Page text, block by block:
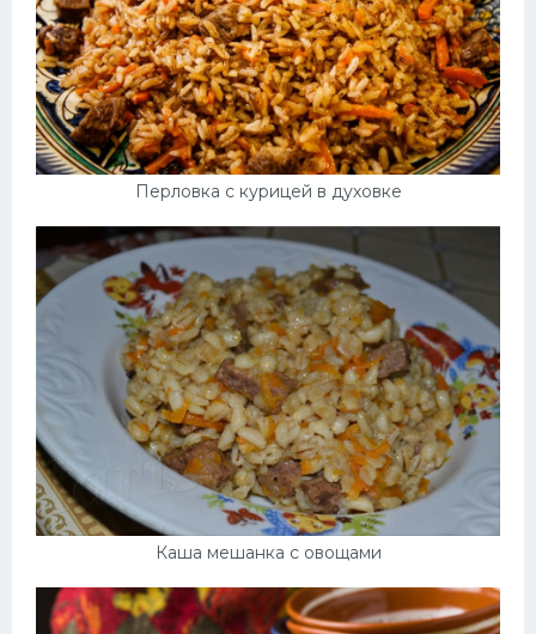
Перловка с курицей в духовке
Каша мешанка с овощами